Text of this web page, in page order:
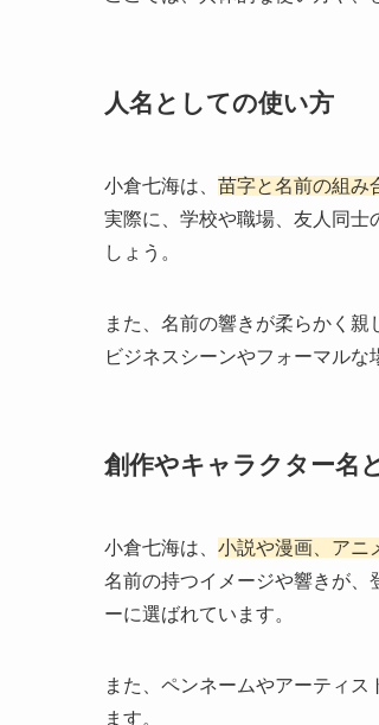
人名としての使い方
小倉七海は、 苗字と名前の組み
実際に、学校や職場、友人同士
しょう。
また、名前の響きが柔らかく親
ビジネスシーンやフォーマルな
創作やキャラクター名
小倉七海は、 小説や漫画、アニ
名前の持つイメージや響きが、
ーに選ばれています。
また、ペンネームやアーティ
ます。